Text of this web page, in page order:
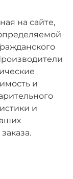
БОЛЕЕ
из-за
на сайте,
и
и